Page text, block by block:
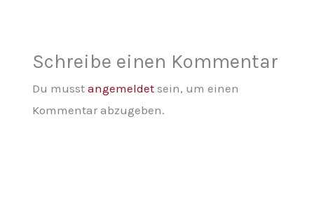
Schreibe einen Kommentar
Du musst angemeldetsein, um einen
Kommentar abzugeben.